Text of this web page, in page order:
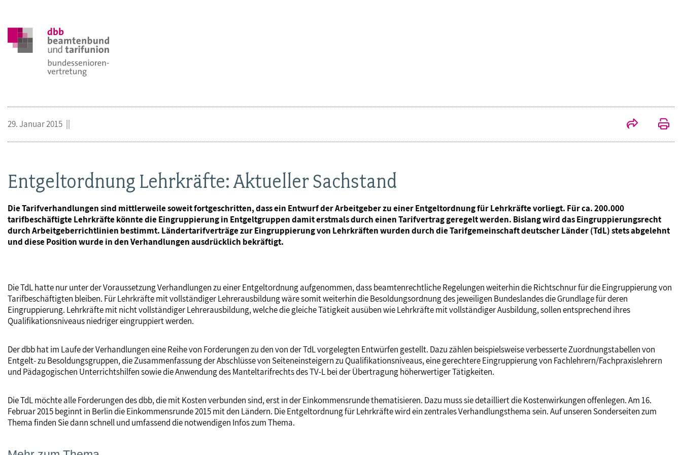
Entgeltordnung Lehrkräfte: Aktueller Sachstand
Die Tarifverhandlungen sind mittlerweile soweit fortgeschritten, dass ein Entwurf der Arbeitgeber zu einer Entgeltordnung für Lehrkräfte vorliegt. Für ca. 200.000
tarifbeschäftigte Lehrkräfte könnte die Eingruppierung in Entgeltgruppen damit erstmals durch einen Tarifvertrag geregelt werden. Bislang wird das Eingruppierungsrecht
durch Arbeitgeberrichtlinien bestimmt. Ländertarifverträge zur Eingruppierung von Lehrkräften wurden durch die Tarifgemeinschaft deutscher Länder (TdL) stets abgelehnt
und diese Position wurde in den Verhandlungen ausdrücklich bekräftigt.
29. Januar 2015
Die TdL hatte nur unter der Voraussetzung Verhandlungen zu einer Entgeltordnung aufgenommen, dass beamtenrechtliche Regelungen weiterhin die Richtschnur für die Eingruppierung von
Tarifbeschäftigten bleiben. Für Lehrkräfte mit vollständiger Lehrerausbildung wäre somit weiterhin die Besoldungsordnung des jeweiligen Bundeslandes die Grundlage für deren
Eingruppierung. Lehrkräfte mit nicht vollständiger Lehrerausbildung, welche die gleiche Tätigkeit ausüben wie Lehrkräfte mit vollständiger Ausbildung, sollen entsprechend ihres
Qualifikationsniveaus niedriger eingruppiert werden.
Der dbb hat im Laufe der Verhandlungen eine Reihe von Forderungen zu den von der TdL vorgelegten Entwürfen gestellt. Dazu zählen beispielsweise verbesserte Zuordnungstabellen von
Entgelt- zu Besoldungsgruppen, die Zusammenfassung der Abschlüsse von Seiteneinsteigern zu Qualifikationsniveaus, eine gerechtere Eingruppierung von Fachlehrern/Fachpraxislehrern
und Pädagogischen Unterrichtshilfen sowie die Anwendung des Manteltarifrechts des TV-L bei der Übertragung höherwertiger Tätigkeiten.
Die TdL möchte alle Forderungen des dbb, die mit Kosten verbunden sind, erst in der Einkommensrunde thematisieren. Dazu muss sie detailliert die Kostenwirkungen offenlegen. Am 16.
Februar 2015 beginnt in Berlin die Einkommensrunde 2015 mit den Ländern. Die Entgeltordnung für Lehrkräfte wird ein zentrales Verhandlungsthema sein. Auf unseren Sonderseiten zum
Thema finden Sie dann schnell und umfassend die notwendigen Infos zum Thema.